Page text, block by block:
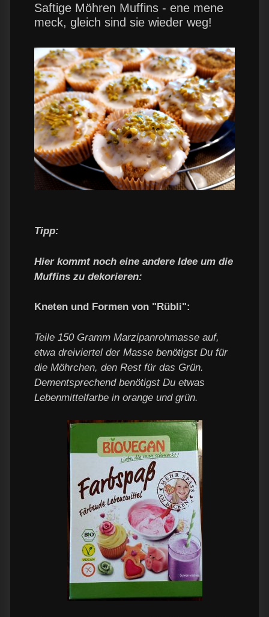
Saftige Möhren Muffins - ene mene
meck, gleich sind sie wieder weg!
Tipp:
Hier kommt noch eine andere Idee um die
Muffins zu dekorieren:
Kneten und Formen von "Rübli":
Teile 150 Gramm Marzipanrohmasse auf,
etwa dreiviertel der Masse benötigst Du für
die Möhrchen, den Rest für das Grün.
Dementsprechend benötigst Du etwas
Lebenmittelfarbe in orange und grün.